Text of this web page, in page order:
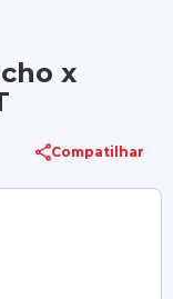
x
Compatilhar